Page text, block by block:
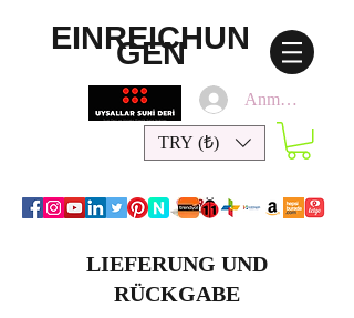
EINREICHUN
GEN
Anmelden
TRY (₺)
LIEFERUNG UND
RÜCKGABE